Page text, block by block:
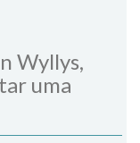
Wyllys,
uma